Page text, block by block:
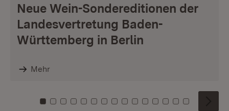
Neue Wein-Sondereditionen der
Landesvertretung Baden-
Württemberg in Berlin
Mehr
Zu Kachel: 0
Zu Kachel: 1
Zu Kachel: 2
Zu Kachel: 3
Zu Kachel: 4
Zu Kachel: 5
Zu Kachel: 6
Zu Kachel: 7
Zu Kachel: 8
Zu Kachel: 9
Zu Kachel: 10
Zu Kachel: 11
Zu Kachel: 12
Zu Kachel:
Zu